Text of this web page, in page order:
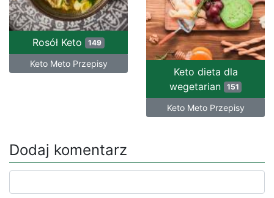
Rosół Keto 149
Keto Meto Przepisy
Keto dieta dla
wegetarian
151
Keto Meto Przepisy
Dodaj komentarz